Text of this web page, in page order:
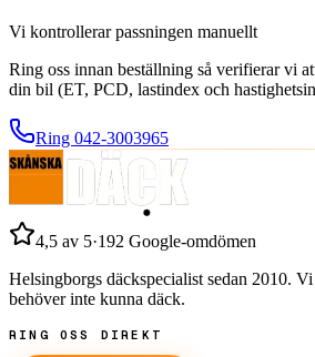
Vi kontrollerar passningen manuellt
Ring oss innan beställning så verifierar vi
din bil (ET, PCD, lastindex och
Ring 042-3003965
4,5 av 5·192 Google-omdömen
Helsingborgs däckspecialist sedan 2010. Vi
behöver inte kunna däck.
RING OSS DIREKT